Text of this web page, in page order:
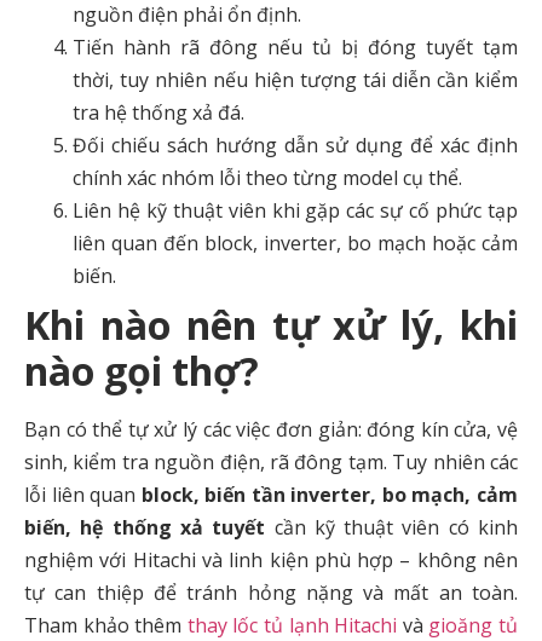
nguồn điện phải ổn định.
Tiến hành rã đông nếu tủ bị đóng tuyết tạm
thời, tuy nhiên nếu hiện tượng tái diễn cần kiểm
tra hệ thống xả đá.
Đối chiếu sách hướng dẫn sử dụng để xác định
chính xác nhóm lỗi theo từng model cụ thể.
Liên hệ kỹ thuật viên khi gặp các sự cố phức tạp
liên quan đến block, inverter, bo mạch hoặc cảm
biến.
Khi nào nên tự xử lý, khi
nào gọi thợ?
Bạn có thể tự xử lý các việc đơn giản: đóng kín cửa, vệ
sinh, kiểm tra nguồn điện, rã đông tạm. Tuy nhiên các
lỗi liên quan block, biến tần inverter, bo mạch, cảm
biến, hệ thống xả tuyết cần kỹ thuật viên có kinh
nghiệm với Hitachi và linh kiện phù hợp – không nên
tự can thiệp để tránh hỏng nặng và mất an toàn.
Tham khảo thêm thay lốc tủ lạnh Hitachi và gioăng tủ